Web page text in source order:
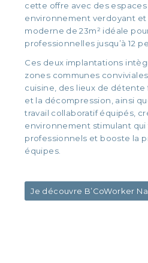
cette offre avec des espaces
environnement verdoyant et
moderne de 23m² idéale
professionnelles jusqu’à 12
Ces deux implantations
zones communes
cuisine, des lieux de détente
et la décompression, ainsi
travail collaboratif équipés,
environnement stimulant
professionnels et booste la
équipes.
Je découvre B’CoWorker